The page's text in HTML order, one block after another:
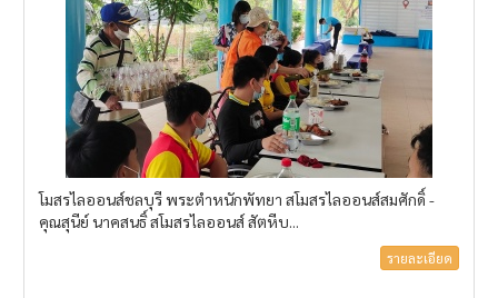
โมสรไลออนส์ชลบุรี พระตำหนักพัทยา สโมสรไลออนส์สมศักดิ์ -
คุณสุนีย์ นาคสนธิ์ สโมสรไลออนส์ สัตหีบ...
รายละเอียด